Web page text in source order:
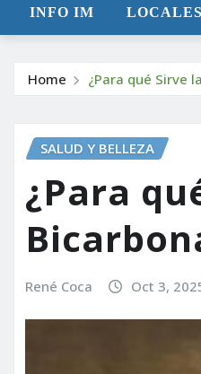
INFO IM LOCALES
Home ¿Para qué Sirve
SALUD Y BELLEZA
¿Para
René Coca Oct 3,